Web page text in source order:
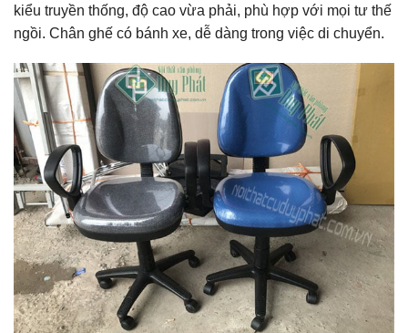
kiểu truyền thống, độ cao vừa phải, phù hợp với mọi tư thế
ngồi. Chân ghế có bánh xe, dễ dàng trong việc di chuyển.